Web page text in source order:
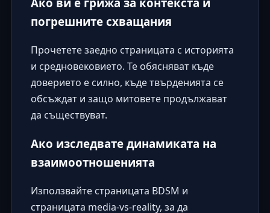
погрешните схващания
Прочетете заедно страницата с историята
и средновековието. Те обясняват къде
доверието е силно, къде твърденията се
обсъждат и защо митовете продължават
да съществуват.
Ако изследвате динамиката на
взаимоотношенията
Използвайте страницата BDSM и
страницата media-vs-reality, за да